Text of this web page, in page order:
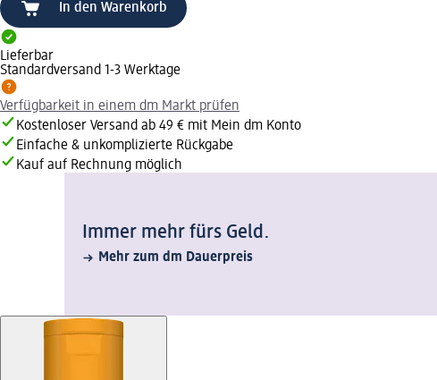
In den Warenkorb
Lieferbar
Standardversand 1-3 Werktage
Verfügbarkeit in einem dm Markt prüfen
Kostenloser Versand ab 49 € mit Mein dm Konto
Einfache & unkomplizierte Rückgabe
Kauf auf Rechnung möglich
Immer mehr fürs Geld.
Mehr zum dm Dauerpreis